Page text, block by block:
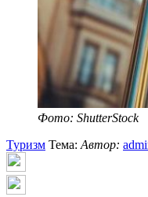
Фото: ShutterStock
Туризм Тема: Автор: